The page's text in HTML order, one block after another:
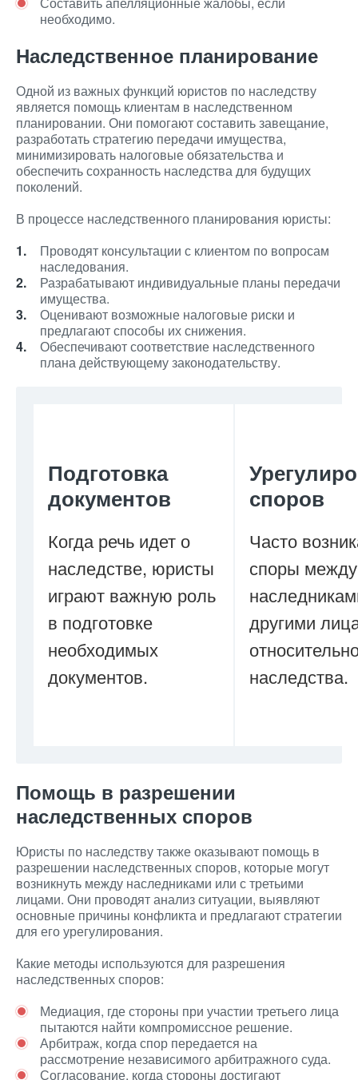
необходимо.
Наследственное планирование
Одной из важных функций юристов по наследству
является помощь клиентам в наследственном
планировании. Они помогают составить завещание,
разработать стратегию передачи имущества,
минимизировать налоговые обязательства и
обеспечить сохранность наследства для будущих
поколений.
В процессе наследственного планирования юристы:
Проводят консультации с клиентом по вопросам
наследования.
Разрабатывают индивидуальные планы передачи
имущества.
Оценивают возможные налоговые риски и
предлагают способы их снижения.
Обеспечивают соответствие наследственного
плана действующему законодательству.
Подготовка
документов
Когда речь идет о
наследстве, юристы
играют важную роль
в подготовке
необходимых
документов.
споров
Часто
споры между
другими
наследства.
Помощь в разрешении
наследственных споров
Юристы по наследству также оказывают помощь в
разрешении наследственных споров, которые могут
возникнуть между наследниками или с третьими
лицами. Они проводят анализ ситуации, выявляют
основные причины конфликта и предлагают стратегии
для его урегулирования.
Какие методы используются для разрешения
наследственных споров:
Медиация, где стороны при участии третьего лица
пытаются найти компромиссное решение.
Арбитраж, когда спор передается на
рассмотрение независимого арбитражного суда.
Согласование, когда стороны достигают